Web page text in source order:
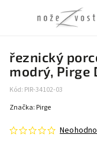
řeznický
modrý, Pirge
Kód: PIR-34102-03
Značka: Pirge